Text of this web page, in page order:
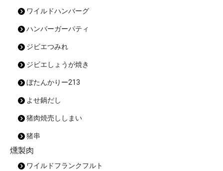
ワイルドハンバーグ
ハンバーガーパティ
ジビエつみれ
ジビエしょうが焼き
ぼたんかりー213
よせ鍋だし
猪肉焼売ししまい
猪串
燻製肉
ワイルドフランクフルト